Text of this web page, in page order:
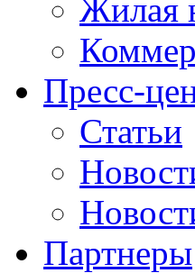
Жилая
Пресс-
Статьи
Партнеры